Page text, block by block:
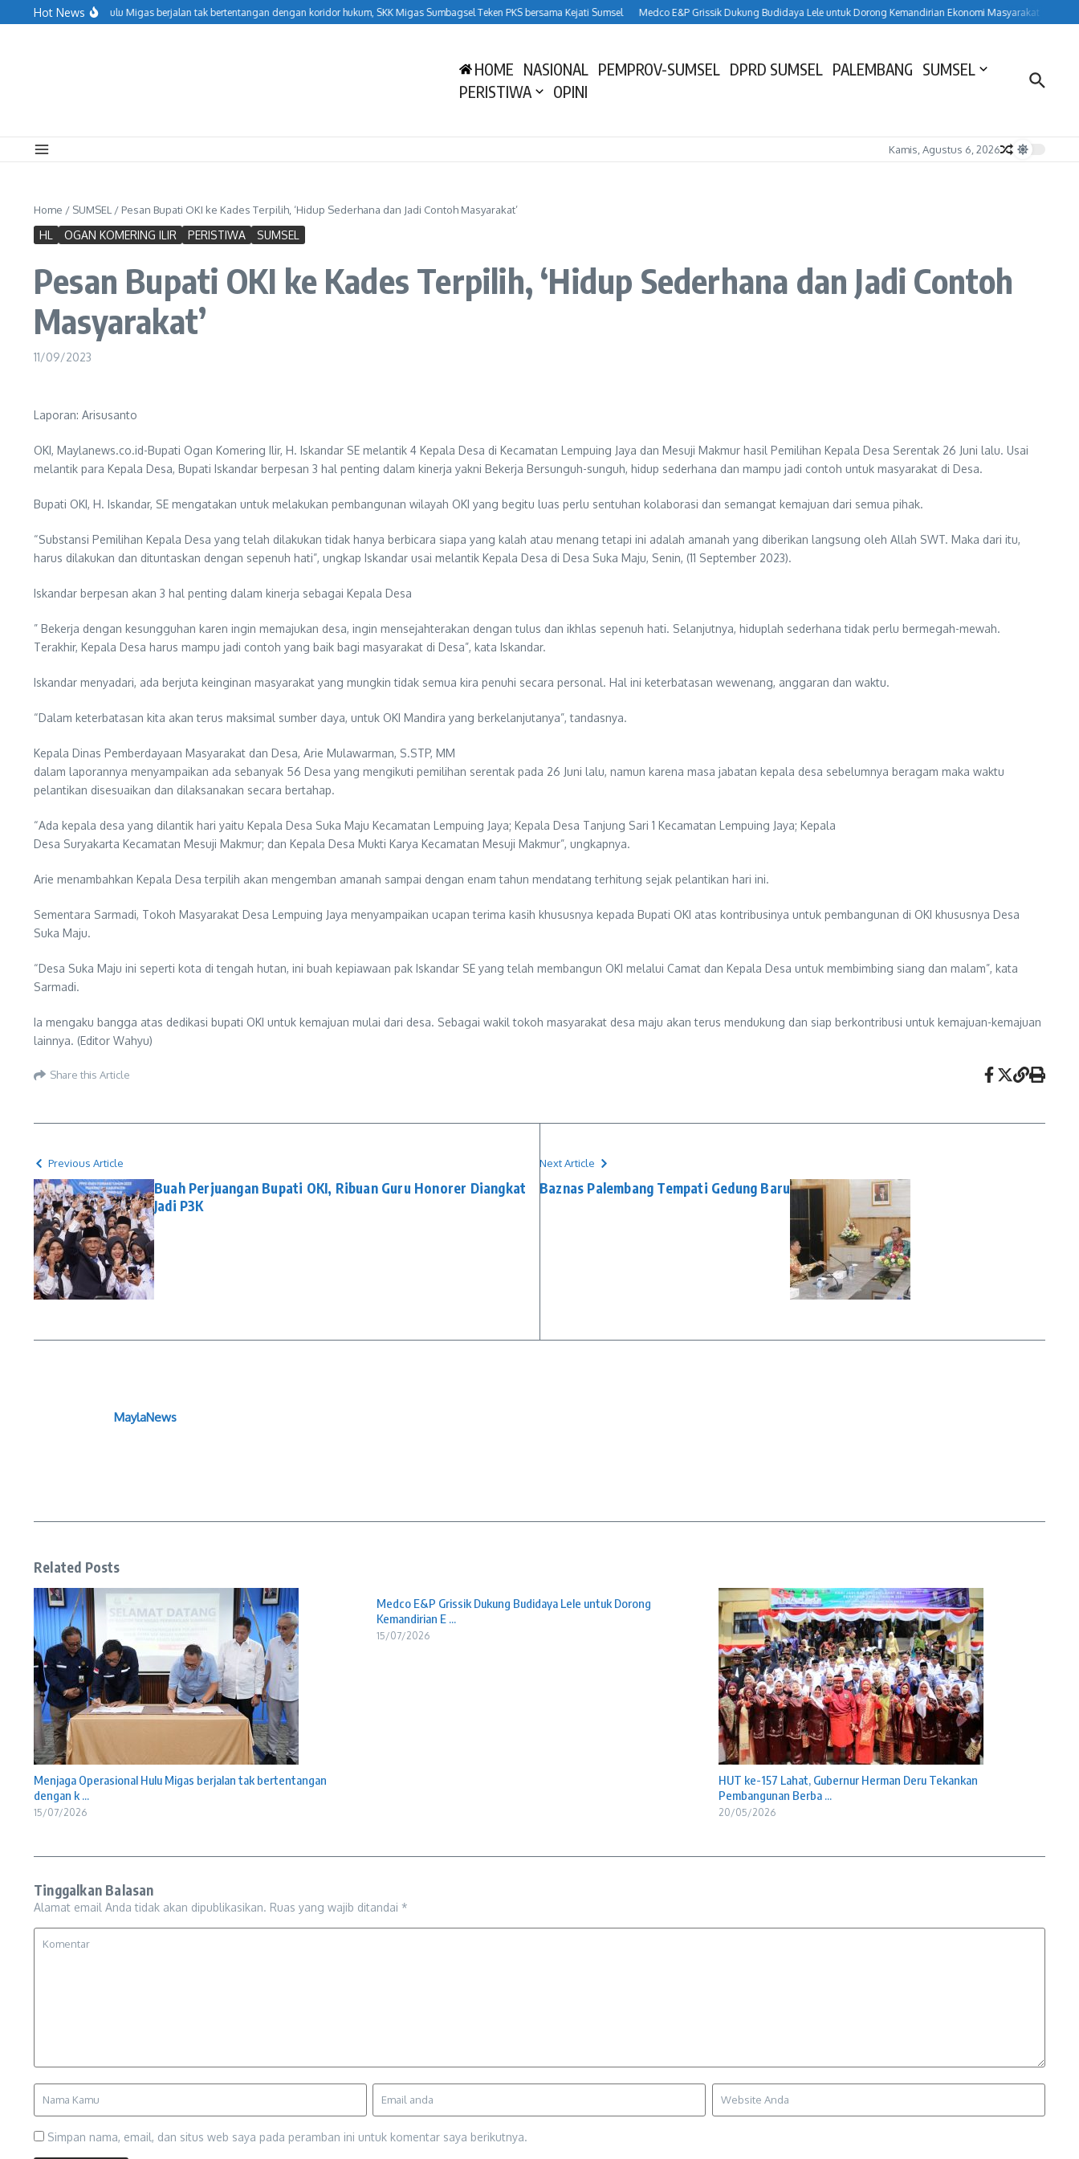
Lewati ke konten
Hot News
Operasional Hulu Migas berjalan tak bertentangan dengan koridor hukum, SKK Migas Sumbagsel Teken PKS bersama Kejati Sumsel Medco E&P Grissik Dukung Budidaya Lele untuk Dorong Kemandirian Ekonomi Masyarakat HUT ke-
HOME NASIONAL PEMPROV-SUMSEL DPRD SUMSEL PALEMBANG SUMSEL
PERISTIWA
OPINI
Kamis, Agustus 6, 2026
Home / SUMSEL / Pesan Bupati OKI ke Kades Terpilih, ‘Hidup Sederhana dan Jadi Contoh Masyarakat’
HL OGAN KOMERING ILIR PERISTIWA SUMSEL
Pesan Bupati OKI ke Kades Terpilih, ‘Hidup Sederhana dan Jadi Contoh
Masyarakat’
11/09/2023
Laporan: Arisusanto
OKI, Maylanews.co.id-Bupati Ogan Komering Ilir, H. Iskandar SE melantik 4 Kepala Desa di Kecamatan Lempuing Jaya dan Mesuji Makmur hasil Pemilihan Kepala Desa Serentak 26 Juni lalu. Usai
melantik para Kepala Desa, Bupati Iskandar berpesan 3 hal penting dalam kinerja yakni Bekerja Bersunguh-sunguh, hidup sederhana dan mampu jadi contoh untuk masyarakat di Desa.
Bupati OKI, H. Iskandar, SE mengatakan untuk melakukan pembangunan wilayah OKI yang begitu luas perlu sentuhan kolaborasi dan semangat kemajuan dari semua pihak.
“Substansi Pemilihan Kepala Desa yang telah dilakukan tidak hanya berbicara siapa yang kalah atau menang tetapi ini adalah amanah yang diberikan langsung oleh Allah SWT. Maka dari itu,
harus dilakukan dan dituntaskan dengan sepenuh hati”, ungkap Iskandar usai melantik Kepala Desa di Desa Suka Maju, Senin, (11 September 2023).
Iskandar berpesan akan 3 hal penting dalam kinerja sebagai Kepala Desa
” Bekerja dengan kesungguhan karen ingin memajukan desa, ingin mensejahterakan dengan tulus dan ikhlas sepenuh hati. Selanjutnya, hiduplah sederhana tidak perlu bermegah-mewah.
Terakhir, Kepala Desa harus mampu jadi contoh yang baik bagi masyarakat di Desa”, kata Iskandar.
Iskandar menyadari, ada berjuta keinginan masyarakat yang mungkin tidak semua kira penuhi secara personal. Hal ini keterbatasan wewenang, anggaran dan waktu.
“Dalam keterbatasan kita akan terus maksimal sumber daya, untuk OKI Mandira yang berkelanjutanya”, tandasnya.
Kepala Dinas Pemberdayaan Masyarakat dan Desa, Arie Mulawarman, S.STP, MM
dalam laporannya menyampaikan ada sebanyak 56 Desa yang mengikuti pemilihan serentak pada 26 Juni lalu, namun karena masa jabatan kepala desa sebelumnya beragam maka waktu
pelantikan disesuaikan dan dilaksanakan secara bertahap.
“Ada kepala desa yang dilantik hari yaitu Kepala Desa Suka Maju Kecamatan Lempuing Jaya; Kepala Desa Tanjung Sari 1 Kecamatan Lempuing Jaya; Kepala
Desa Suryakarta Kecamatan Mesuji Makmur; dan Kepala Desa Mukti Karya Kecamatan Mesuji Makmur”, ungkapnya.
Arie menambahkan Kepala Desa terpilih akan mengemban amanah sampai dengan enam tahun mendatang terhitung sejak pelantikan hari ini.
Sementara Sarmadi, Tokoh Masyarakat Desa Lempuing Jaya menyampaikan ucapan terima kasih khususnya kepada Bupati OKI atas kontribusinya untuk pembangunan di OKI khususnya Desa
Suka Maju.
“Desa Suka Maju ini seperti kota di tengah hutan, ini buah kepiawaan pak Iskandar SE yang telah membangun OKI melalui Camat dan Kepala Desa untuk membimbing siang dan malam”, kata
Sarmadi.
Ia mengaku bangga atas dedikasi bupati OKI untuk kemajuan mulai dari desa. Sebagai wakil tokoh masyarakat desa maju akan terus mendukung dan siap berkontribusi untuk kemajuan-kemajuan
lainnya. (Editor Wahyu)
Share this Article
Previous Article
Buah Perjuangan Bupati OKI, Ribuan Guru Honorer Diangkat
Jadi P3K
Next Article
Baznas Palembang Tempati Gedung Baru
MaylaNews
Related Posts
Menjaga Operasional Hulu Migas berjalan tak bertentangan
dengan k ...
15/07/2026
Medco E&P Grissik Dukung Budidaya Lele untuk Dorong
Kemandirian E ...
15/07/2026
HUT ke-157 Lahat, Gubernur Herman Deru Tekankan
Pembangunan Berba ...
20/05/2026
Tinggalkan Balasan
Alamat email Anda tidak akan dipublikasikan. Ruas yang wajib ditandai *
Simpan nama, email, dan situs web saya pada peramban ini untuk komentar saya berikutnya.